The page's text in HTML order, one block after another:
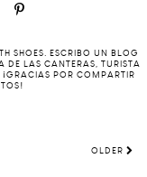
SHOES. ESCRIBO UN BLOG
LAS CANTERAS, TURISTA
POR COMPARTIR
OLDER